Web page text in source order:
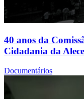
40 anos da
Cidadania da
Documentários